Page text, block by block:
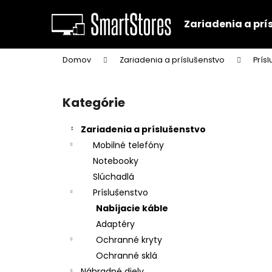
Zariadenia a
Domov Zariadenia a príslušenstvo
Preskočiť
kategórie
Kategórie
Zariadenia a príslušenstvo
Mobilné telefóny
Notebooky
Slúchadlá
Príslušenstvo
Nabíjacie káble
Adaptéry
Ochranné kryty
Ochranné sklá
í
Späť
do
obchodu
Späť
do
obchodu